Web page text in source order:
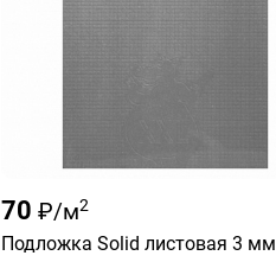
70 ₽/м2
Подложка Solid листовая 3 мм